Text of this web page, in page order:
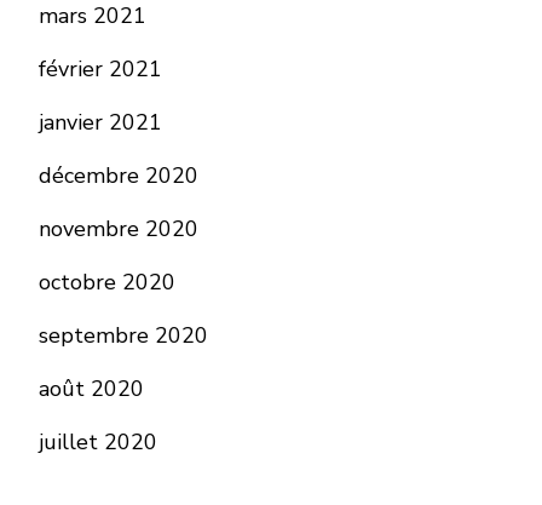
mars 2021
février 2021
janvier 2021
décembre 2020
novembre 2020
octobre 2020
septembre 2020
août 2020
juillet 2020